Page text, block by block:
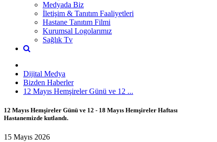
Medyada Biz
İletişim & Tanıtım Faaliyetleri
Hastane Tanıtım Filmi
Kurumsal Logolarımız
Sağlık Tv
Dijital Medya
Bizden Haberler
12 Mayıs Hemşireler Günü ve 12 ...
12 Mayıs Hemşireler Günü ve 12 - 18 Mayıs Hemşireler Haftası
Hastanemizde kutlandı.
15 Mayıs 2026